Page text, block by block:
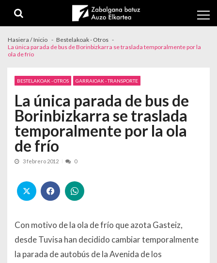
Hasiera / Inicio
Bestelakoak - Otros
La única parada de bus de Borinbizkarra se traslada temporalmente por la
ola de frío
BESTELAKOAK - OTROS GARRAIOAK - TRANSPORTE
La única parada de bus de
Borinbizkarra se traslada
temporalmente por la ola
de frío
3 febrero 2012 0
Con motivo de la ola de frío que azota Gasteiz,
desde Tuvisa han decidido cambiar temporalmente
la parada de autobús de la Avenida de los